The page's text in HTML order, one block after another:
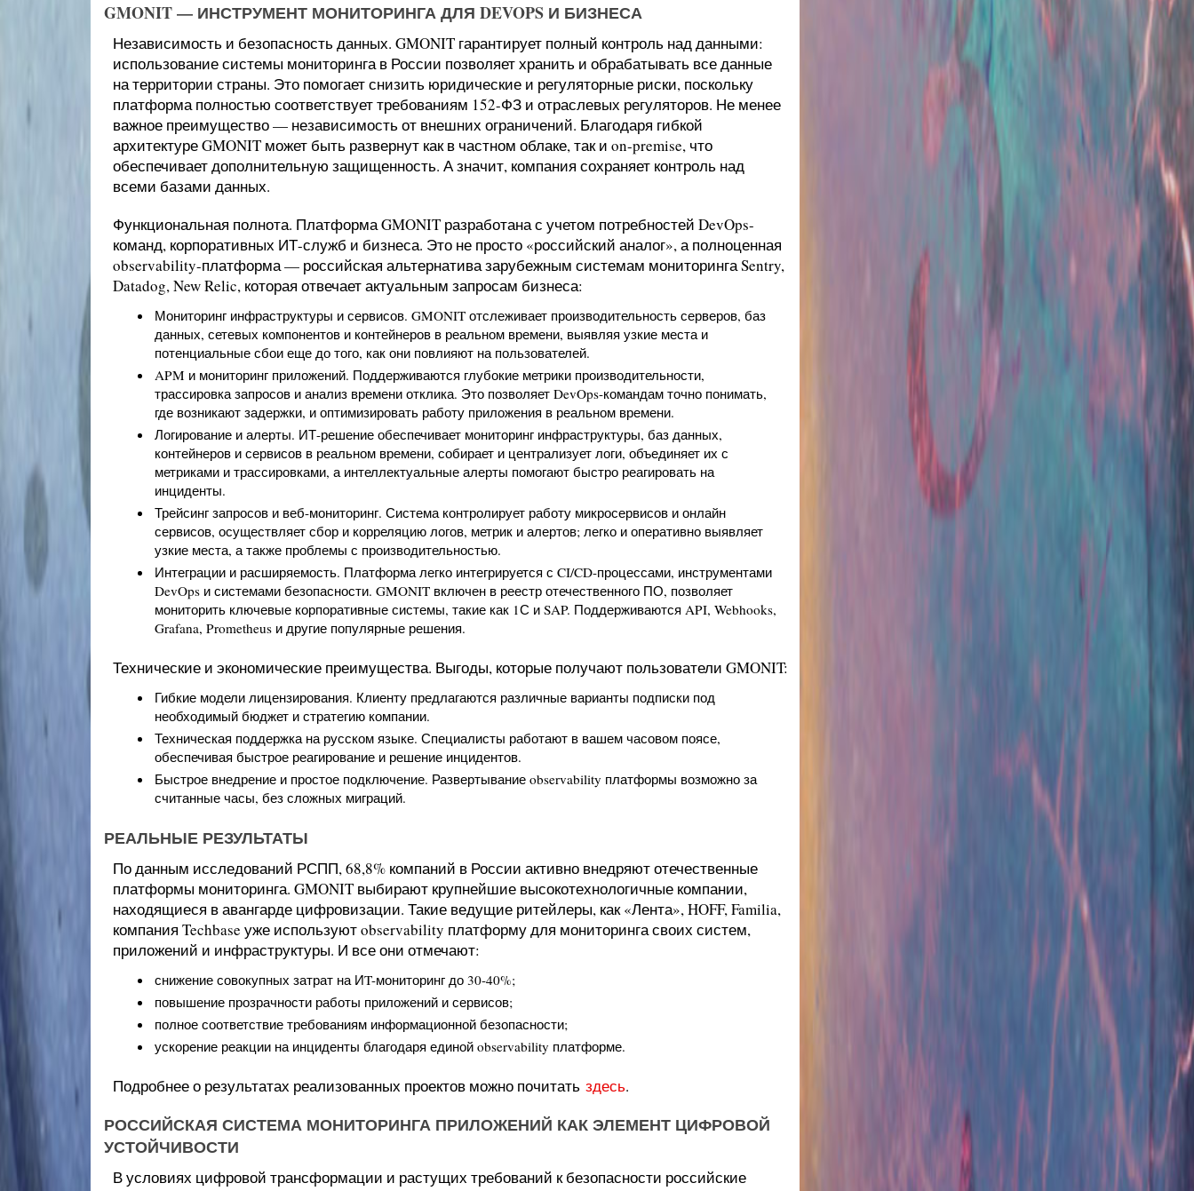
GMONIT — ИНСТРУМЕНТ МОНИТОРИНГА ДЛЯ DEVOPS И БИЗНЕСА
Независимость и безопасность данных. GMONIT гарантирует полный контроль над данными:
использование системы мониторинга в России позволяет хранить и обрабатывать все данные
на территории страны. Это помогает снизить юридические и регуляторные риски, поскольку
платформа полностью соответствует требованиям 152-ФЗ и отраслевых регуляторов. Не менее
важное преимущество — независимость от внешних ограничений. Благодаря гибкой
архитектуре GMONIT может быть развернут как в частном облаке, так и on-premise, что
обеспечивает дополнительную защищенность. А значит, компания сохраняет контроль над
всеми базами данных.
Функциональная полнота. Платформа GMONIT разработана с учетом потребностей DevOps-
команд, корпоративных ИТ-служб и бизнеса. Это не просто «российский аналог», а полноценная
observability-платформа — российская альтернатива зарубежным системам мониторинга Sentry,
Datadog, New Relic, которая отвечает актуальным запросам бизнеса:
Мониторинг инфраструктуры и сервисов. GMONIT отслеживает производительность серверов, баз
данных, сетевых компонентов и контейнеров в реальном времени, выявляя узкие места и
потенциальные сбои еще до того, как они повлияют на пользователей.
APM и мониторинг приложений. Поддерживаются глубокие метрики производительности,
трассировка запросов и анализ времени отклика. Это позволяет DevOps-командам точно понимать,
где возникают задержки, и оптимизировать работу приложения в реальном времени.
Логирование и алерты. ИТ-решение обеспечивает мониторинг инфраструктуры, баз данных,
контейнеров и сервисов в реальном времени, собирает и централизует логи, объединяет их с
метриками и трассировками, а интеллектуальные алерты помогают быстро реагировать на
инциденты.
Трейсинг запросов и веб-мониторинг. Система контролирует работу микросервисов и онлайн
сервисов, осуществляет сбор и корреляцию логов, метрик и алертов; легко и оперативно выявляет
узкие места, а также проблемы с производительностью.
Интеграции и расширяемость. Платформа легко интегрируется с CI/CD-процессами, инструментами
DevOps и системами безопасности. GMONIT включен в реестр отечественного ПО, позволяет
мониторить ключевые корпоративные системы, такие как 1С и SAP. Поддерживаются API, Webhooks,
Grafana, Prometheus и другие популярные решения.
Технические и экономические преимущества. Выгоды, которые получают пользователи GMONIT:
Гибкие модели лицензирования. Клиенту предлагаются различные варианты подписки под
необходимый бюджет и стратегию компании.
Техническая поддержка на русском языке. Специалисты работают в вашем часовом поясе,
обеспечивая быстрое реагирование и решение инцидентов.
Быстрое внедрение и простое подключение. Развертывание observability платформы возможно за
считанные часы, без сложных миграций.
РЕАЛЬНЫЕ РЕЗУЛЬТАТЫ
По данным исследований РСПП, 68,8% компаний в России активно внедряют отечественные
платформы мониторинга. GMONIT выбирают крупнейшие высокотехнологичные компании,
находящиеся в авангарде цифровизации. Такие ведущие ритейлеры, как «Лента», HOFF, Familia,
компания Techbase уже используют observability платформу для мониторинга своих систем,
приложений и инфраструктуры. И все они отмечают:
снижение совокупных затрат на ИT-мониторинг до 30-40%;
повышение прозрачности работы приложений и сервисов;
полное соответствие требованиям информационной безопасности;
ускорение реакции на инциденты благодаря единой observability платформе.
Подробнее о результатах реализованных проектов можно почитать здесь.
РОССИЙСКАЯ СИСТЕМА МОНИТОРИНГА ПРИЛОЖЕНИЙ КАК ЭЛЕМЕНТ ЦИФРОВОЙ
УСТОЙЧИВОСТИ
В условиях цифровой трансформации и растущих требований к безопасности российские